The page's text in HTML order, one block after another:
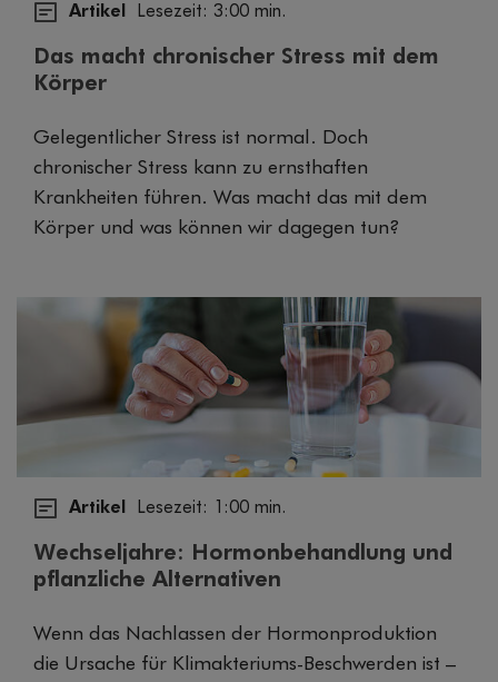
Artikel Lesezeit: 3:00 min.
Das macht chronischer Stress mit dem
Körper
Gelegentlicher Stress ist normal. Doch
chronischer Stress kann zu ernsthaften
Krankheiten führen. Was macht das mit dem
Körper und was können wir dagegen tun?
Artikel Lesezeit: 1:00 min.
Wechseljahre: Hormonbehandlung und
pflanzliche Alternativen
Wenn das Nachlassen der Hormonproduktion
die Ursache für Klimakteriums-Beschwerden ist –